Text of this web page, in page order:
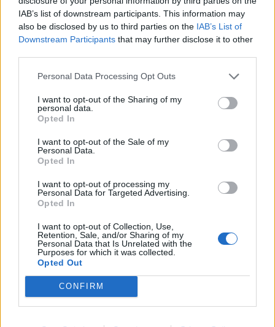
IAB’s list of downstream participants. This information may
also be disclosed by us to third parties on the IAB’s List of
Downstream Participants that may further disclose it to other
Personal Data Processing Opt Outs
I want to opt-out of the Sharing of my
personal data.
Opted In
I want to opt-out of the Sale of my
Personal Data.
Opted In
I want to opt-out of processing my
Personal Data for Targeted Advertising.
Opted In
I want to opt-out of Collection, Use,
Retention, Sale, and/or Sharing of my
Personal Data that Is Unrelated with the
Purposes for which it was collected.
Opted Out
CONFIRM
Προηγούμενο άρθρο
Η υπογονιμότητα οφείλεται
και στην ηλικία; Το ερώτημα
που καίει
Επόμενο άρθρο
Ο ρόλος της διατροφής στην
αντιμετώπιση της ψωρίασης
Δείτε Ακόμη
από γρίπη
26 Φεβρουαρίου 2026
Καβάλα: Η τήρηση μιας αυστηρής ΚΥΑ
και τα προβλήματα όσων πέθαναν...
25 Φεβρουαρίου 2026
Έκθεση ΕΟΔΥ: 3 θάνατοι από γρίπη και 2